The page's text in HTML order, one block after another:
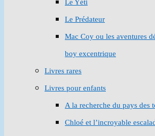
Le Yéti
Le Prédateur
Mac Coy ou les aventures
boy excentrique
Livres rares
Livres pour enfants
A la recherche du pays des
Chloé et l’incroyable